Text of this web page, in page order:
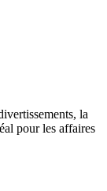
la
pour les affaires